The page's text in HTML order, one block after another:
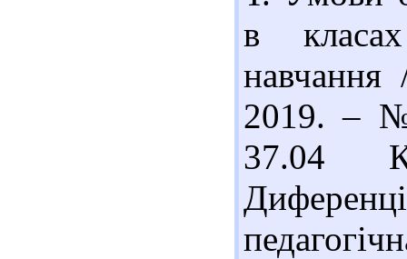
в
2019. –
37.04